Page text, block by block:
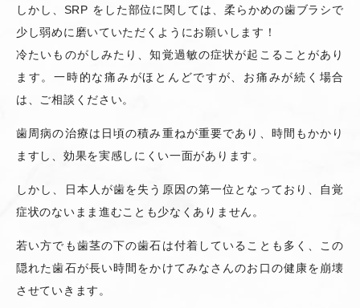
しかし、SRP をした部位に関しては、柔らかめの歯ブラシで
少し弱めに磨いていただくようにお願いします！
冷たいものがしみたり、知覚過敏の症状が起こることがあり
ます。一時的な痛みがほとんどですが、お痛みが続く場合
は、ご相談ください。
歯周病の治療は日頃の積み重ねが重要であり、時間もかかり
ますし、効果を実感しにくい一面があります。
しかし、日本人が歯を失う原因の第一位となっており、自覚
症状のないまま進むことも少なくありません。
若い方でも歯茎の下の歯石は付着していることも多く、この
隠れた歯石が長い時間をかけてみなさんのお口の健康を崩壊
させていきます。